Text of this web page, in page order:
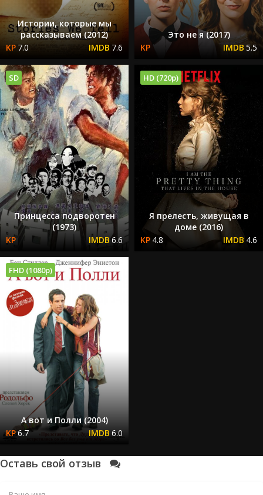
Истории, которые мы
рассказываем (2012)
7.0
7.6
Это не я (2017)
5.5
SD
Принцесса подворотен
(1973)
6.6
HD (720p)
Я прелесть, живущая в
доме (2016)
4.8
4.6
FHD (1080p)
А вот и Полли (2004)
6.7
6.0
Оставь свой отзыв